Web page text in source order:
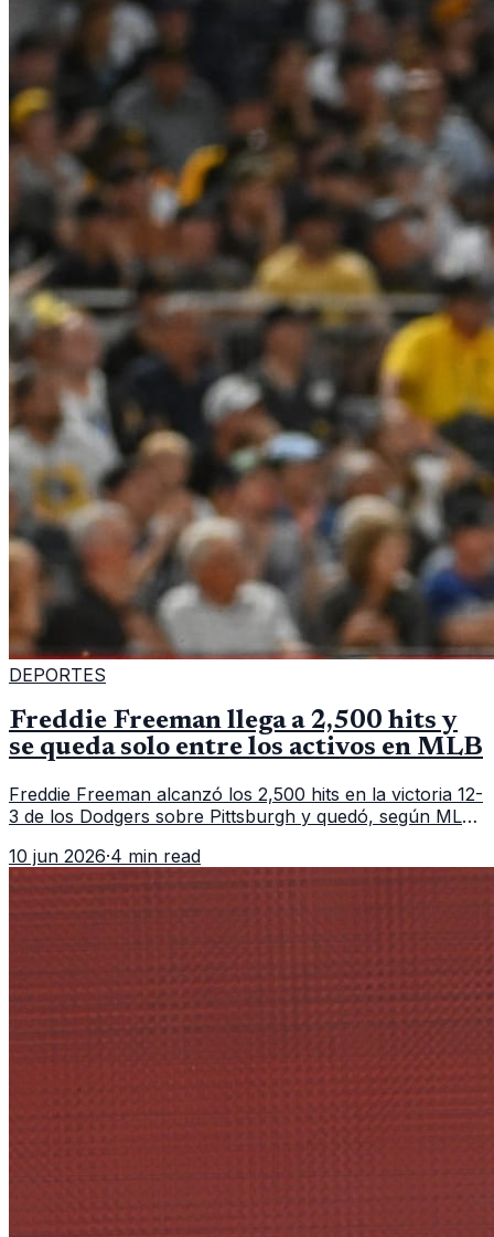
DEPORTES
Freddie Freeman llega a 2,500 hits y
se queda solo entre los activos en MLB
Freddie Freeman alcanzó los 2,500 hits en la victoria 12-
3 de los Dodgers sobre Pittsburgh y quedó, según MLB,
Grandes Ligas.
10 jun 2026·4 min read